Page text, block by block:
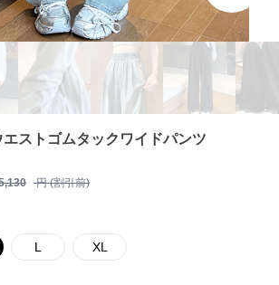
ストゴムタックワイドパンツ
円 (割引前)
L XL